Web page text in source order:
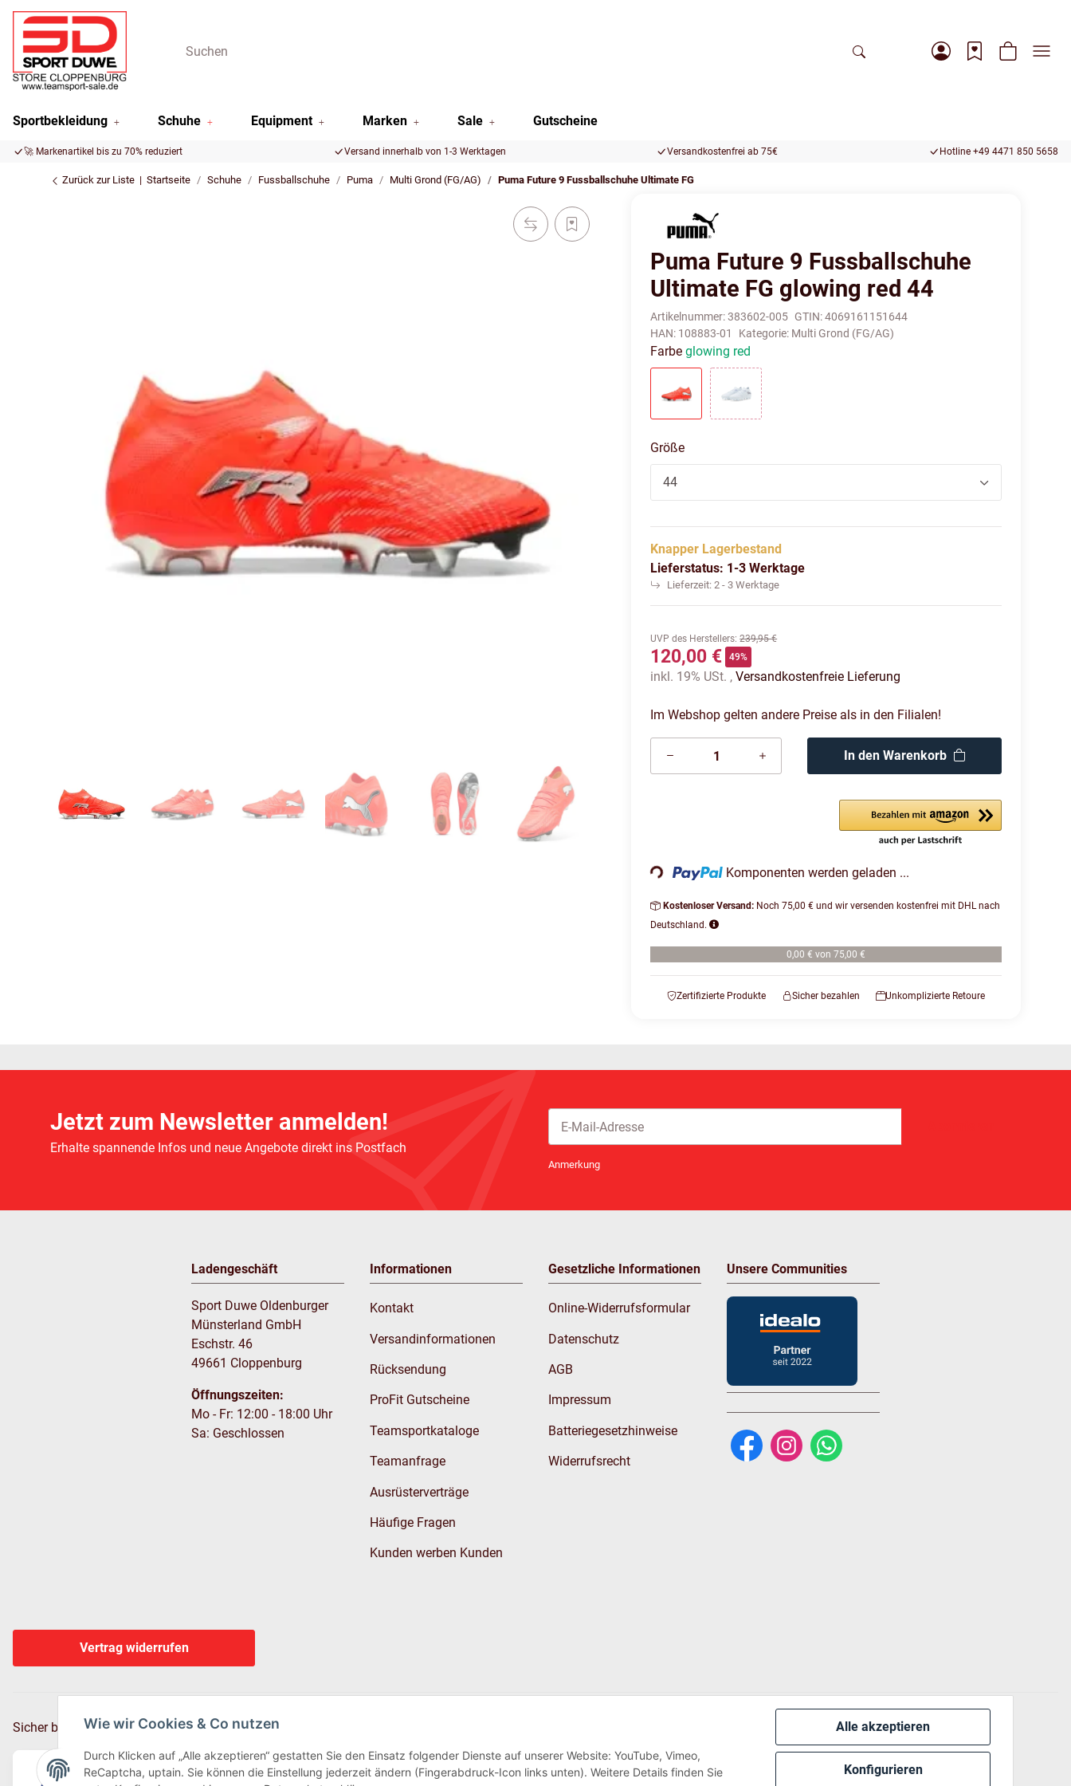
Alle akzeptieren
Konfigurieren
Wie wir Cookies & Co nutzen
Durch Klicken auf „Alle akzeptieren“ gestatten Sie den Einsatz folgender Dienste auf unserer Website: YouTube, Vimeo,
ReCaptcha, uptain. Sie können die Einstellung jederzeit ändern (Fingerabdruck-Icon links unten). Weitere Details finden Sie
Sportbekleidung Schuhe Equipment Marken Sale Gutscheine
🚀 Markenartikel bis zu 70% reduziert Versand innerhalb von 1-3 Werktagen Versandkostenfrei ab 75€ Hotline +49 4471 850 5658
Zurück zur Liste Startseite Schuhe Fussballschuhe Puma Multi Grond (FG/AG) Puma Future 9 Fussballschuhe Ultimate FG
Puma Future 9 Fussballschuhe
Ultimate FG glowing red 44
Artikelnummer:383602-005 GTIN:4069161151644
HAN: 108883-01 Kategorie: Multi Grond (FG/AG)
Farbeglowing red
Größe
44
Knapper Lagerbestand
Lieferstatus: 1-3 Werktage
Lieferzeit:2 - 3 Werktage
UVP des Herstellers:239,95 €
120,00 € 49%
inkl. 19% USt. ,Versandkostenfreie Lieferung
Im Webshop gelten andere Preise als in den Filialen!
In den Warenkorb
Loading... Komponenten werden geladen ...
Kostenloser Versand: Noch 75,00 € und wir versenden kostenfrei mit DHL nach
Deutschland.
0,00 € von 75,00 €
Zertifizierte Produkte Sicher bezahlen Unkomplizierte Retoure
Jetzt zum Newsletter anmelden!
Erhalte spannende Infos und neue Angebote direkt ins Postfach
Anmerkung
Ladengeschäft
Sport Duwe Oldenburger
Münsterland GmbH
Eschstr. 46
49661 Cloppenburg
Öffnungszeiten:
Mo - Fr: 12:00 - 18:00 Uhr
Sa: Geschlossen
Informationen
Kontakt
Versandinformationen
Rücksendung
ProFit Gutscheine
Teamsportkataloge
Teamanfrage
Ausrüsterverträge
Häufige Fragen
Kunden werben Kunden
Gesetzliche Informationen
Online-Widerrufsformular
Datenschutz
AGB
Impressum
Batteriegesetzhinweise
Widerrufsrecht
Unsere Communities
Vertrag widerrufen
Sicher bezahlen via: